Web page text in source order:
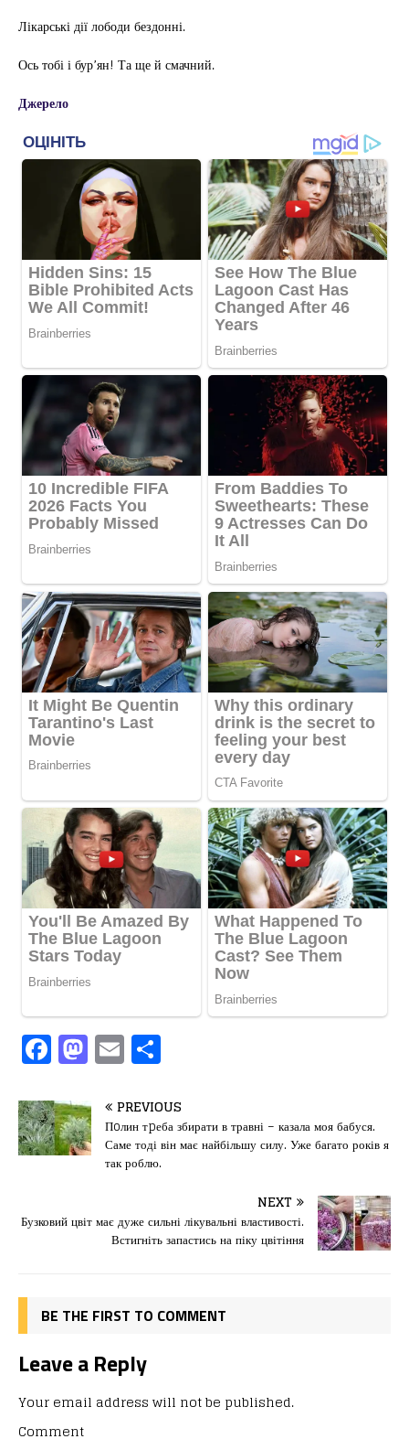
Лікарські дії лободи бездонні.
Ось тобі і бур’ян! Та ще й смачний.
Джерело
F
a
c
e
b
o
M
a
st
o
d
n
E
m
ai
l
іл
и
т
я
PREVIOUS
Пoлин тpеба збирати в травні – казала моя бабуся.
Саме тоді він має найбільшу силу. Уже багато років я
так роблю.
NEXT
Бузковий цвіт має дуже сильні лікувальні властивості.
Встигніть запастись на піку цвітіння
BE THE FIRST TO COMMENT
Leave a Reply
Your email address will not be published.
Comment